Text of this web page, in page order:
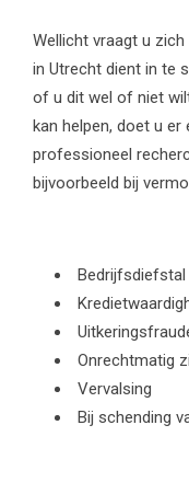
Wellicht vraagt u
in Utrecht dient in te
of u dit wel of niet
kan helpen, doet u er
professioneel
bijvoorbeeld bij
Bedrijfsdiefstal
Onrechtmatig
Vervalsing
Bij schending